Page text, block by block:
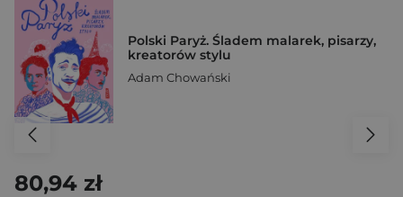
Polski Paryż. Śladem malarek, pisarzy,
kreatorów stylu
Adam Chowański
80,94 zł